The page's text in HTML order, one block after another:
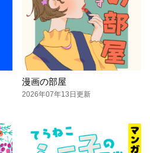
漫画の部屋
2026年07年13日更新